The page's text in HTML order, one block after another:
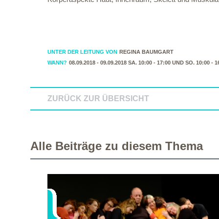
UNTER DER LEITUNG VON REGINA BAUMGART
WANN? 08.09.2018 - 09.09.2018 SA. 10:00 - 17:00 UND SO. 10:00 -
ZURÜCK ZUR ÜBERSICHT
Alle Beiträge zu diesem Thema